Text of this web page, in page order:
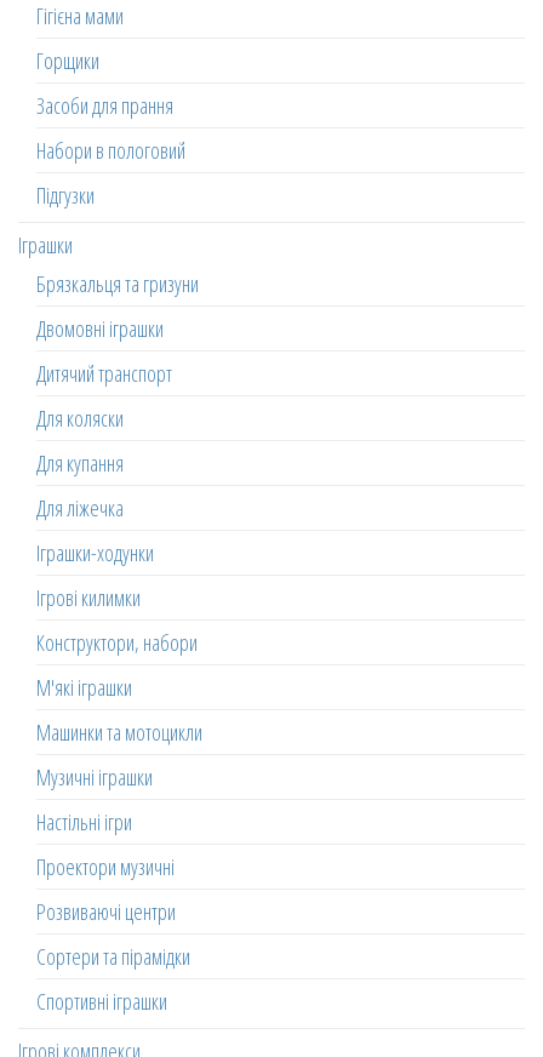
Гігієна мами
Горщики
Засоби для прання
Набори в пологовий
Підгузки
Іграшки
Брязкальця та гризуни
Двомовні іграшки
Дитячий транспорт
Для коляски
Для купання
Для ліжечка
Іграшки-ходунки
Ігрові килимки
Конструктори, набори
М'які іграшки
Машинки та мотоцикли
Музичні іграшки
Настільні ігри
Проектори музичні
Розвиваючі центри
Сортери та пірамідки
Спортивні іграшки